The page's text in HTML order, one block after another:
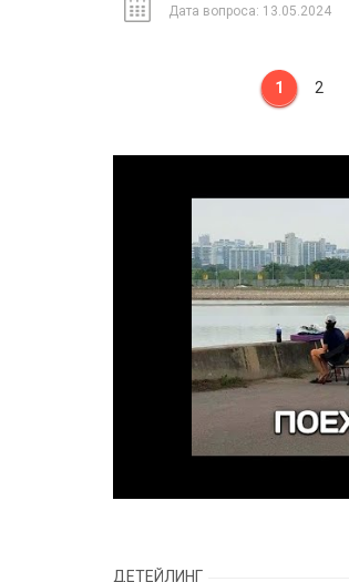
Дата вопроса: 13.05.2024
1 2
ДЕТЕЙЛИНГ